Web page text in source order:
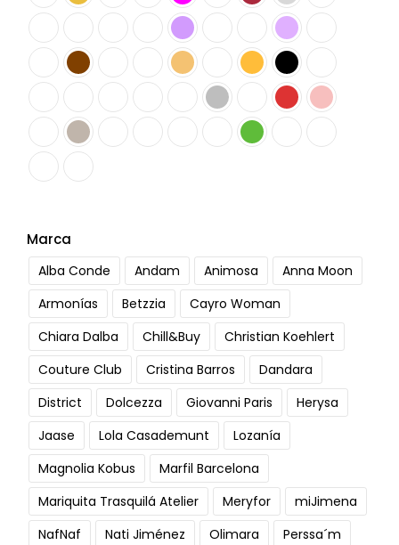
Marca
Alba Conde Andam Animosa
Anna Moon
Armonías
Betzzia
Cayro Woman
Chiara Dalba
Chill&Buy
Christian Koehlert
Couture Club
Cristina Barros
Dandara
District
Dolcezza Giovanni Paris
Herysa
Jaase
Lola Casademunt
Lozanía
Magnolia Kobus
Marfil Barcelona
Mariquita Trasquilá Atelier
Meryfor
miJimena
NafNaf
Nati Jiménez Olimara
Perssa´m